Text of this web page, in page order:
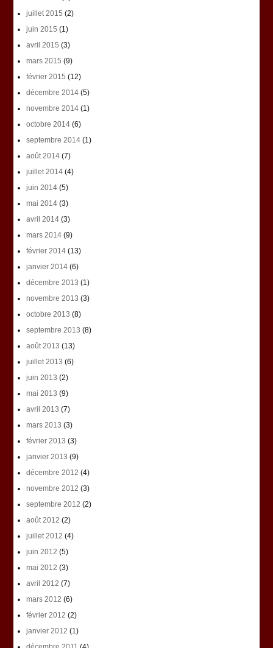
juillet 2015 (2)
juin 2015 (1)
avril 2015 (3)
mars 2015 (9)
février 2015 (12)
décembre 2014(5)
novembre 2014(1)
octobre 2014(6)
septembre 2014(1)
août 2014(7)
juillet 2014(4)
juin 2014(5)
mai 2014(3)
avril 2014(3)
mars 2014(9)
février 2014(13)
janvier 2014(6)
décembre 2013 (1)
novembre 2013 (3)
octobre 2013 (8)
septembre 2013 (8)
août 2013 (13)
juillet 2013 (6)
juin 2013 (2)
mai 2013 (9)
avril 2013 (7)
mars 2013 (3)
février 2013 (3)
janvier 2013 (9)
décembre 2012 (4)
novembre 2012 (3)
septembre 2012 (2)
août 2012 (2)
juillet 2012 (4)
juin 2012 (5)
mai 2012 (3)
avril 2012 (7)
mars 2012 (6)
février 2012 (2)
janvier 2012 (1)